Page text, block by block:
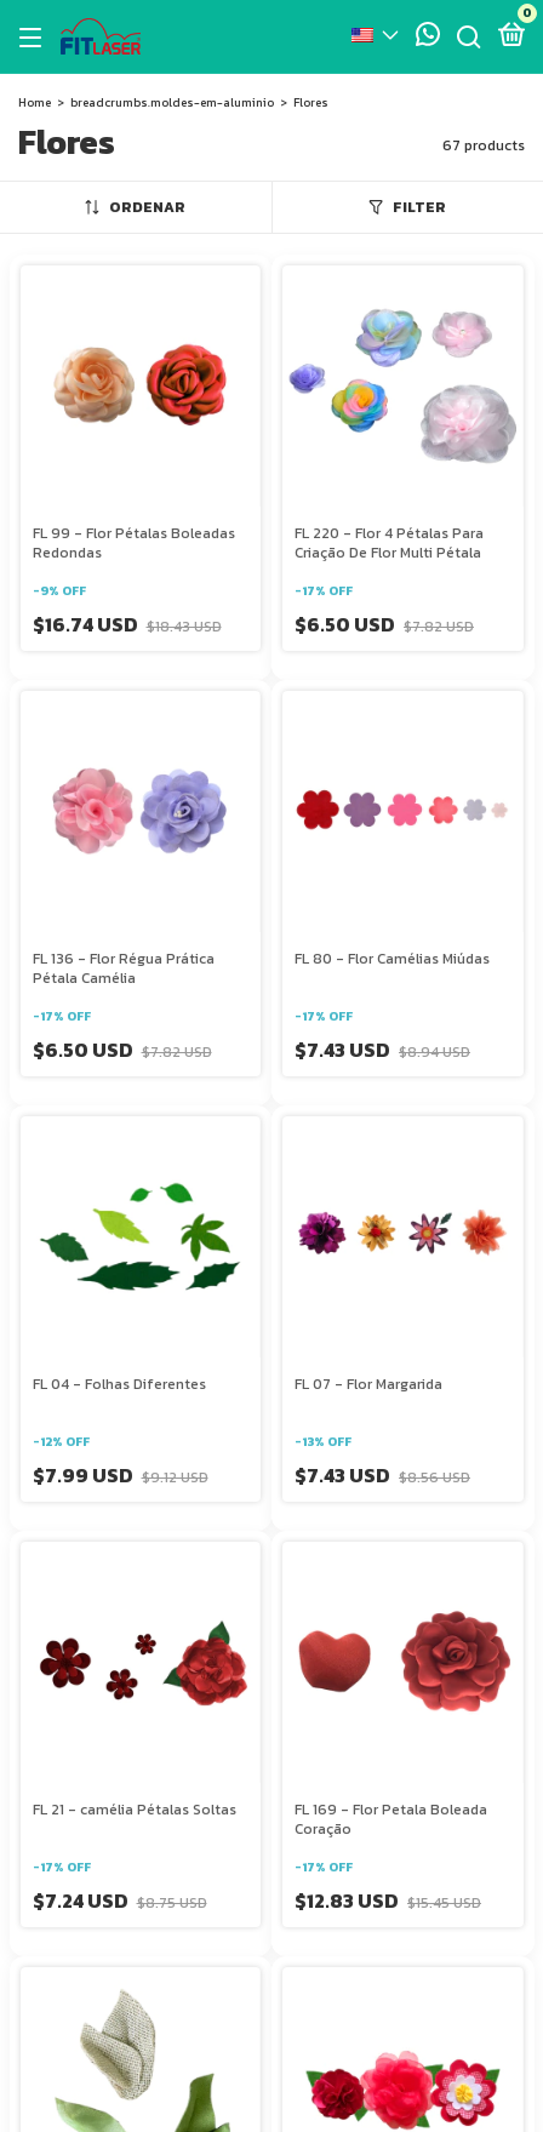
0
Home > breadcrumbs.moldes-em-aluminio > Flores
Flores 67 products
ORDENAR FILTER
FL 99 - Flor Pétalas Boleadas
Redondas
-9% OFF
$16.74 USD $18.43 USD
FL 220 - Flor 4 Pétalas Para
Criação De Flor Multi Pétala
-17% OFF
$6.50 USD $7.82 USD
FL 136 - Flor Régua Prática
Pétala Camélia
-17% OFF
$6.50 USD $7.82 USD
FL 80 - Flor Camélias Miúdas
-17% OFF
$7.43 USD $8.94 USD
FL 04 - Folhas Diferentes
-12% OFF
$7.99 USD $9.12 USD
FL 07 - Flor Margarida
-13% OFF
$7.43 USD $8.56 USD
FL 21 - camélia Pétalas Soltas
-17% OFF
$7.24 USD $8.75 USD
FL 169 - Flor Petala Boleada
Coração
-17% OFF
$12.83 USD $15.45 USD